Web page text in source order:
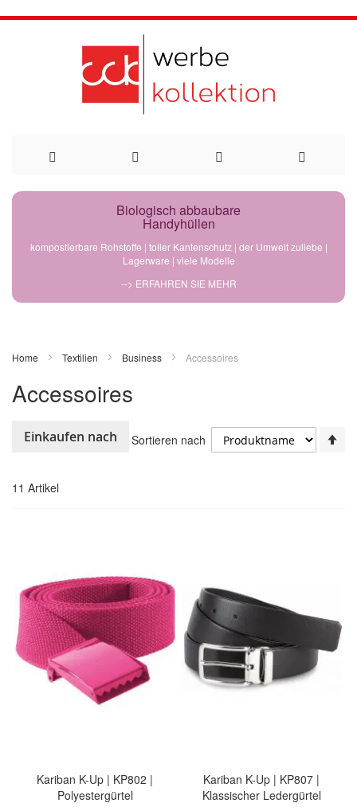
Direkt
Biologisch abbaubare
Handyhüllen
kompostierbare Rohstoffe | toller Kantenschutz | der Umwelt zuliebe |
Lagerware | viele Modelle
--> ERFAHREN SIE MEHR
Home Textilien Business Accessoires
Accessoires
11 Artikel
Sortieren nach
Kariban K-Up | KP802 |
Polyestergürtel
Kariban K-Up | KP807 |
Klassischer Ledergürtel
Einkaufen nach